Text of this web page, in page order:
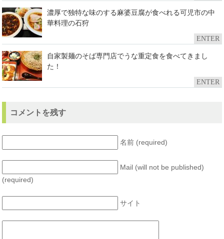
濃厚で独特な味のする麻婆豆腐が食べれる可児市の中
華料理の石狩
ENTER
自家製麺のそば専門店でうな重定食を食べてきまし
た！
ENTER
コメントを残す
名前 (required)
Mail (will not be published)
(required)
サイト